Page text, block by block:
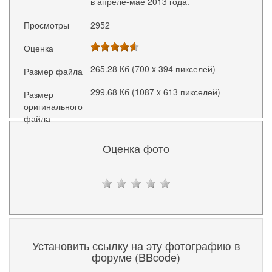
Просмотры
2952
Оценка
Размер файла
265.28 Кб (700 x 394 пикселей)
Размер
оригинального
файла
299.68 Кб (1087 x 613 пикселей)
Оценка фото
Установить ссылку на эту фотографию в
форуме (BBcode)